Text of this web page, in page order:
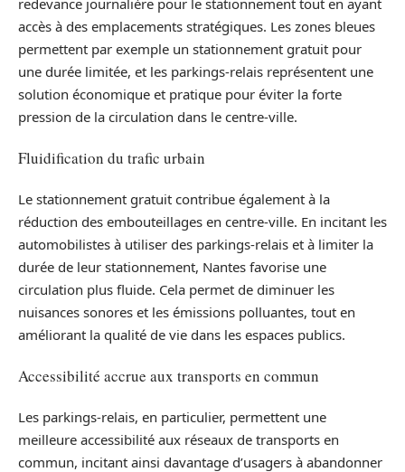
accès à des emplacements stratégiques. Les zones bleues
permettent par exemple un stationnement gratuit pour
une durée limitée, et les parkings-relais représentent une
solution économique et pratique pour éviter la forte
pression de la circulation dans le centre-ville.
Fluidification du trafic urbain
Le stationnement gratuit contribue également à la
réduction des embouteillages en centre-ville. En incitant les
automobilistes à utiliser des parkings-relais et à limiter la
durée de leur stationnement, Nantes favorise une
circulation plus fluide. Cela permet de diminuer les
nuisances sonores et les émissions polluantes, tout en
améliorant la qualité de vie dans les espaces publics.
Accessibilité accrue aux transports en commun
Les parkings-relais, en particulier, permettent une
meilleure accessibilité aux réseaux de transports en
commun, incitant ainsi davantage d’usagers à abandonner